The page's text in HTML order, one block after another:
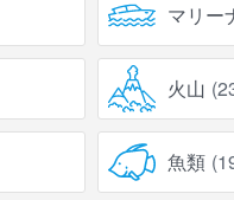
マリー
火山 (
魚類 (